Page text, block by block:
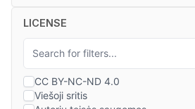
LICENSE